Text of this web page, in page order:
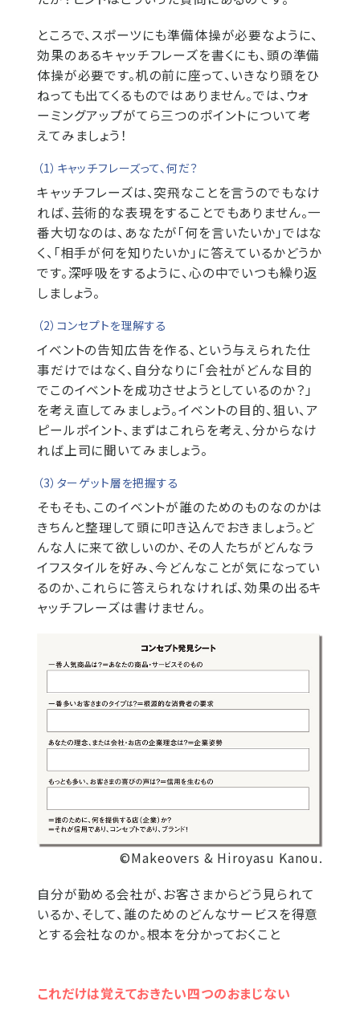
ところで、スポーツにも準備体操が必要なように、
効果のあるキャッチフレーズを書くにも、頭の準備
体操が必要です。机の前に座って、いきなり頭をひ
ねっても出てくるものではありません。では、ウォ
ーミングアップがてら三つのポイントについて考
えてみましょう！
（1）キャッチフレーズって、何だ？
キャッチフレーズは、突飛なことを言うのでもなけ
れば、芸術的な表現をすることでもありません。一
番大切なのは、あなたが「何を言いたいか」ではな
く、「相手が何を知りたいか」に答えているかどうか
です。深呼吸をするように、心の中でいつも繰り返
しましょう。
（2）コンセプトを理解する
イベントの告知広告を作る、という与えられた仕
事だけではなく、自分なりに「会社がどんな目的
でこのイベントを成功させようとしているのか？」
を考え直してみましょう。イベントの目的、狙い、ア
ピールポイント、まずはこれらを考え、分からなけ
れば上司に聞いてみましょう。
（3）ターゲット層を把握する
そもそも、このイベントが誰のためのものなのかは
きちんと整理して頭に叩き込んでおきましょう。ど
んな人に来て欲しいのか、その人たちがどんなラ
イフスタイルを好み、今どんなことが気になってい
るのか、これらに答えられなければ、効果の出るキ
ャッチフレーズは書けません。
©Makeovers & Hiroyasu Kanou.
自分が勤める会社が、お客さまからどう見られて
いるか、そして、誰のためのどんなサービスを得意
とする会社なのか。根本を分かっておくこと
これだけは覚えておきたい四つのおまじない